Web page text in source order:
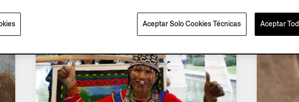
Aceptar Solo Cookies Técnicas Aceptar